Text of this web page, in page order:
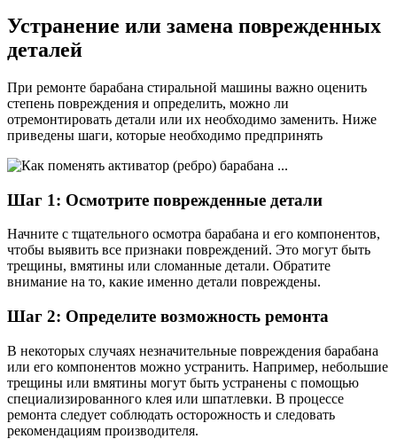
Устранение или замена поврежденных
деталей
При ремонте барабана стиральной машины важно оценить
степень повреждения и определить, можно ли
отремонтировать детали или их необходимо заменить. Ниже
приведены шаги, которые необходимо предпринять
Шаг 1: Осмотрите поврежденные детали
Начните с тщательного осмотра барабана и его компонентов,
чтобы выявить все признаки повреждений. Это могут быть
трещины, вмятины или сломанные детали. Обратите
внимание на то, какие именно детали повреждены.
Шаг 2: Определите возможность ремонта
В некоторых случаях незначительные повреждения барабана
или его компонентов можно устранить. Например, небольшие
трещины или вмятины могут быть устранены с помощью
специализированного клея или шпатлевки. В процессе
ремонта следует соблюдать осторожность и следовать
рекомендациям производителя.